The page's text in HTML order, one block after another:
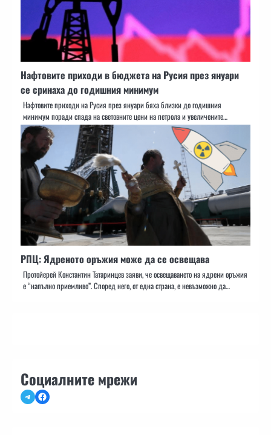
Нафтовите приходи в бюджета на Русия през януари
се сринаха до годишния минимум
Нафтовите приходи на Русия през януари бяха близки до годишния
минимум поради спада на световните цени на петрола и увеличените…
РПЦ: Ядреното оръжия може да се освещава
Протойерей Константин Татаринцев заяви, че освещаването на ядрени оръжия
е “напълно приемливо”. Според него, от една страна, е невъзможно да…
Социалните мрежи
TelegramFacebook